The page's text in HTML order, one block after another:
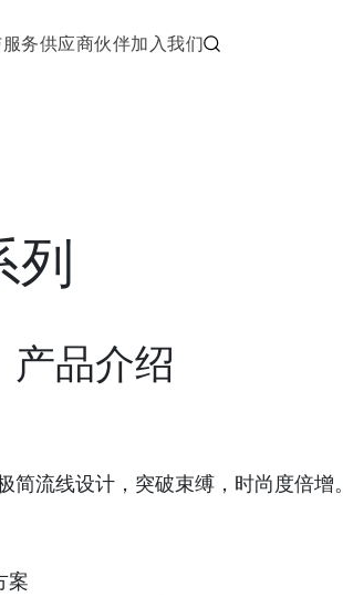
务供应商伙伴加入我们
列
产品介绍
流线设计，突破束缚，时尚度倍增。
案